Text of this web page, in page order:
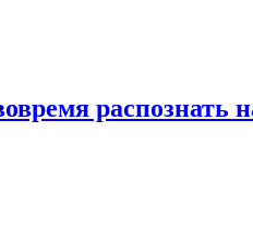
распознать